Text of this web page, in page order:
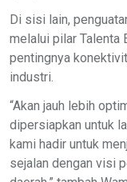
Di sisi lain,
melalui pilar Talenta
pentingnya
industri.
“Akan jauh lebih
dipersiapkan untuk
kami hadir untuk
sejalan dengan visi